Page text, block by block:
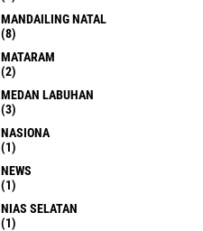
MANDAILING NATAL
(8)
MATARAM
(2)
MEDAN LABUHAN
(3)
NASIONA
(1)
NEWS
(1)
NIAS SELATAN
(1)